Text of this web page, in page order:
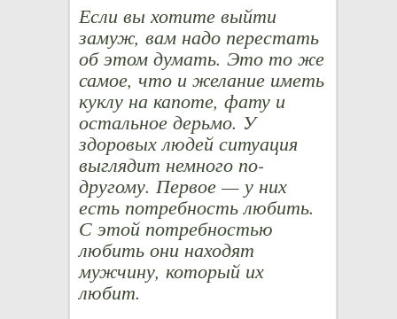
Если вы хотите выйти
замуж, вам надо перестать
об этом думать. Это то же
самое, что и желание иметь
куклу на капоте, фату и
остальное дерьмо. У
здоровых людей ситуация
выглядит немного по-
другому. Первое — у них
есть потребность любить.
С этой потребностью
любить они находят
мужчину, который их
любит.